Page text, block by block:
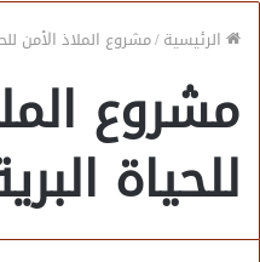
الرئيسية/مشروع الملاذ الأمن
مشروع
للحياة